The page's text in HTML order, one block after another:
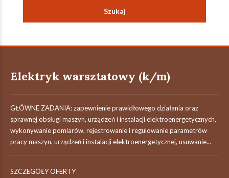
Elektryk warsztatowy (k/m)
GŁÓWNE ZADANIA: zapewnienie prawidłowego działania oraz
sprawnej obsługi maszyn, urządzeń i instalacji elektroenergetycznych,
wykonywanie pomiarów, rejestrowanie i regulowanie parametrów
pracy maszyn, urządzeń i instalacji elektroenergetycznej, usuwanie...
SZCZEGÓŁY OFERTY